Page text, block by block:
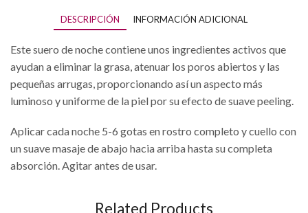
DESCRIPCIÓN INFORMACIÓN ADICIONAL
Este suero de noche contiene unos ingredientes activos que
ayudan a eliminar la grasa, atenuar los poros abiertos y las
pequeñas arrugas, proporcionando así un aspecto más
luminoso y uniforme de la piel por su efecto de suave peeling.
Aplicar cada noche 5-6 gotas en rostro completo y cuello con
un suave masaje de abajo hacia arriba hasta su completa
absorción. Agitar antes de usar.
Related Products